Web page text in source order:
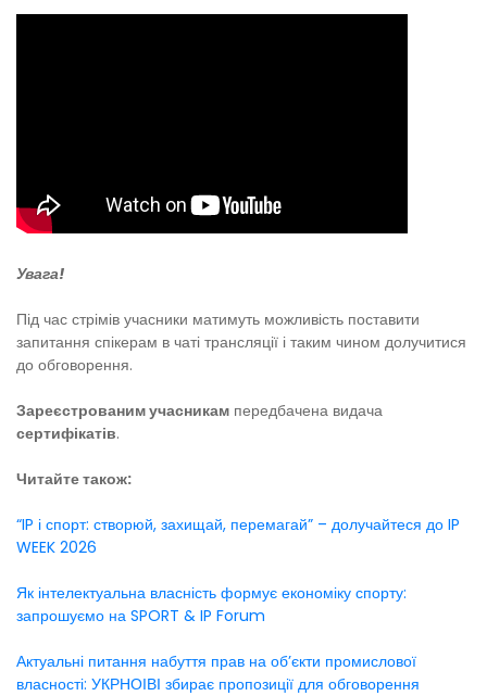
Увага!
Під час стрімів учасники матимуть можливість поставити
запитання спікерам в чаті трансляції і таким чином долучитися
до обговорення.
Зареєстрованим учасникам передбачена видача
сертифікатів.
Читайте також:
“IP і спорт: створюй, захищай, перемагай” – долучайтеся до IP
WEEK 2026
Як інтелектуальна власність формує економіку спорту:
запрошуємо на SPORT & IP Forum
Актуальні питання набуття прав на об’єкти промислової
власності: УКРНОІВІ збирає пропозиції для обговорення